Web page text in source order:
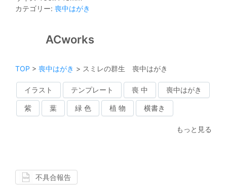
カテゴリー: 喪中はがき
ACworks
TOP > 喪中はがき > スミレの群生 喪中はがき
イラスト テンプレート 喪 中 喪中はがき
紫 葉 緑 色 植 物 横書き
もっと見る
不具合報告